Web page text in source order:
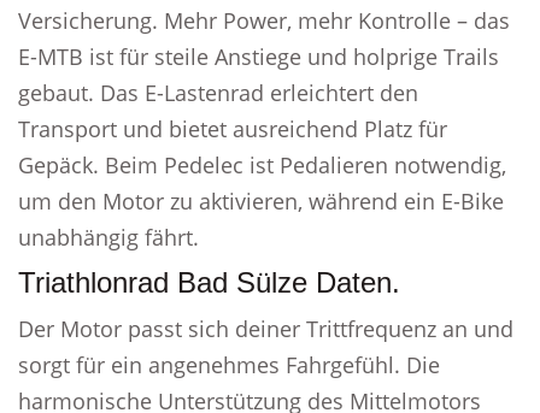
Versicherung. Mehr Power, mehr Kontrolle – das
E-MTB ist für steile Anstiege und holprige Trails
gebaut. Das E-Lastenrad erleichtert den
Transport und bietet ausreichend Platz für
Gepäck. Beim Pedelec ist Pedalieren notwendig,
um den Motor zu aktivieren, während ein E-Bike
unabhängig fährt.
Triathlonrad Bad Sülze Daten.
Der Motor passt sich deiner Trittfrequenz an und
sorgt für ein angenehmes Fahrgefühl. Die
harmonische Unterstützung des Mittelmotors